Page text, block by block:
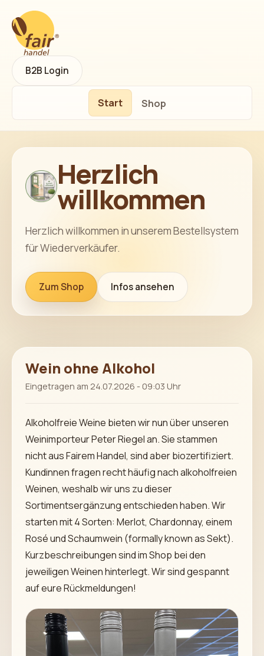
Start Shop
B2B Login
Herzlich
willkommen
Herzlich willkommen in unserem Bestellsystem
für Wiederverkäufer.
Zum Shop Infos ansehen
Wein ohne Alkohol
Eingetragen am 24.07.2026 - 09:03 Uhr
Alkoholfreie Weine bieten wir nun über unseren
Weinimporteur Peter Riegel an. Sie stammen
nicht aus Fairem Handel, sind aber biozertifiziert.
Kundinnen fragen recht häufig nach alkoholfreien
Weinen, weshalb wir uns zu dieser
Sortimentsergänzung entschieden haben. Wir
starten mit 4 Sorten: Merlot, Chardonnay, einem
Rosé und Schaumwein (formally known as Sekt).
Kurzbeschreibungen sind im Shop bei den
jeweiligen Weinen hinterlegt. Wir sind gespannt
auf eure Rückmeldungen!